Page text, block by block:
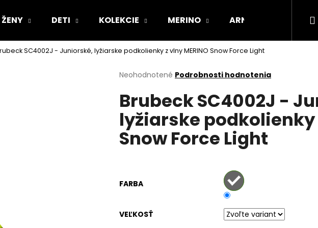
ŽENY DETI KOLEKCIE MERINO ARNOX
SC4002J - Juniorské, lyžiarske podkolienky z vlny MERINO Snow Force Light
Priemerné
produktu
je
0,0
5
hviezdičiek.
Neohodnotené Podrobnosti hodnotenia
Brubeck SC4002J -
lyžiarske podkolienky
Snow Force Light
FARBA
VEĽKOSŤ
Čo potrebujete nájsť?
HĽADAŤ